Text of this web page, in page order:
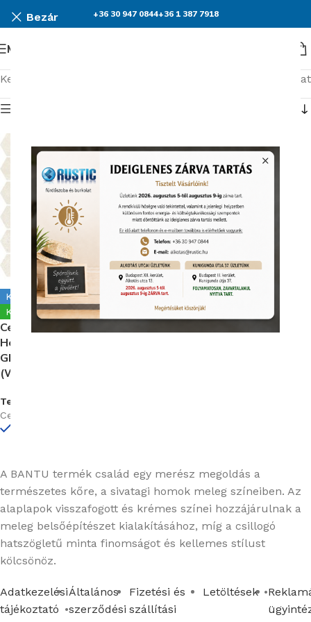
Bezár +36 30 947 0844+36 1 387 7918
Menü
Kezdőlap Összesen 1 találat
Kiállítva Kunigunda útján
Készleten
Cersanit Bantu Cream
Heksagon Small Mosaic
Glossy 29X29,7 Mozaik
(WD598-003)
Termékkód:
Cersanit/WD598-003
A BANTU termék család egy merész megoldás a
természetes kőre, a sivatagi homok meleg színeiben. Az
alaplapok visszafogott és krémes színei hozzájárulnak a
meleg belsőépítészet kialakításához, míg a csillogó
hatszögletű minta finomságot és kellemes stílust
kölcsönöz.
Adatkezelési
tájékoztató
Általános
szerződési
Fizetési és
szállítási
Letöltések